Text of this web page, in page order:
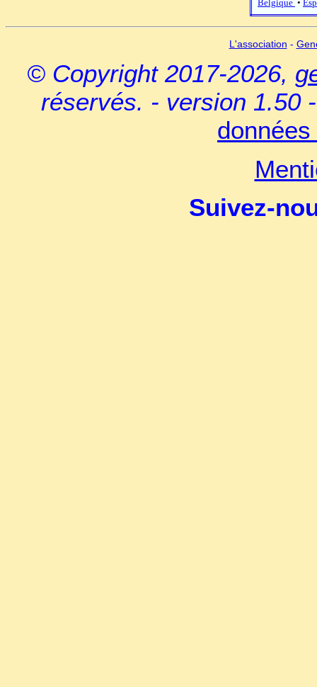
Belgique •
L'association -
© Copyright 2017-2026,
réservés. - version 1.50
Suivez-